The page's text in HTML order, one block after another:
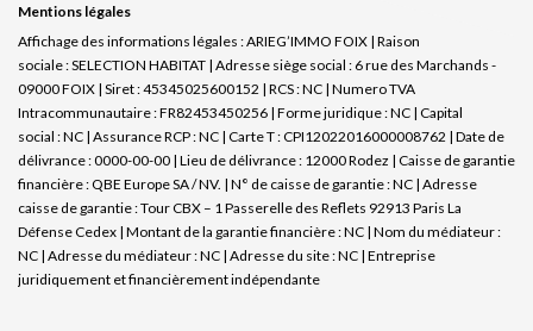
Mentions légales
Affichage des informations légales : ARIEG’IMMO FOIX | Raison
sociale : SELECTION HABITAT | Adresse siège social : 6 rue des Marchands -
09000 FOIX | Siret : 45345025600152 | RCS : NC | Numero TVA
Intracommunautaire : FR82453450256 | Forme juridique : NC | Capital
social : NC | Assurance RCP : NC | Carte T : CPI12022016000008762 | Date de
délivrance : 0000-00-00 | Lieu de délivrance : 12000 Rodez | Caisse de garantie
financière : QBE Europe SA / NV. | N° de caisse de garantie : NC | Adresse
caisse de garantie : Tour CBX – 1 Passerelle des Reflets 92913 Paris La
Défense Cedex | Montant de la garantie financière : NC | Nom du médiateur :
NC | Adresse du médiateur : NC | Adresse du site : NC | Entreprise
juridiquement et financièrement indépendante